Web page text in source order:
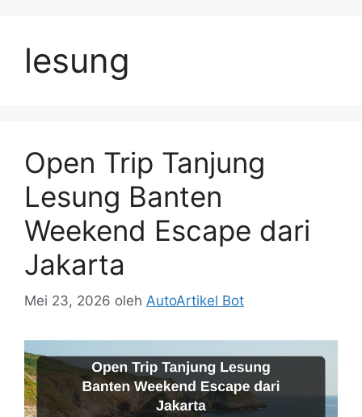
lesung
Open Trip Tanjung
Lesung Banten
Weekend Escape dari
Jakarta
Mei 23, 2026 oleh AutoArtikel Bot